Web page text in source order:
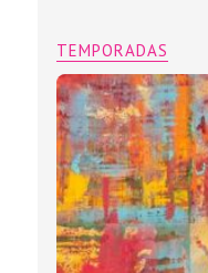
TEMPORADAS